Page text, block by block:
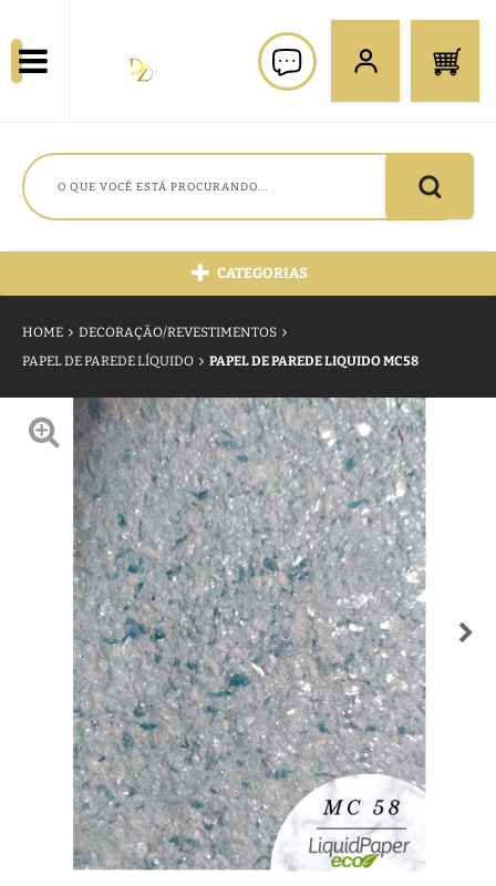
CATEGORIAS
HOME
DECORAÇÃO/REVESTIMENTOS
PAPEL DE PAREDE LÍQUIDO
PAPEL DE PAREDE LIQUIDO MC58